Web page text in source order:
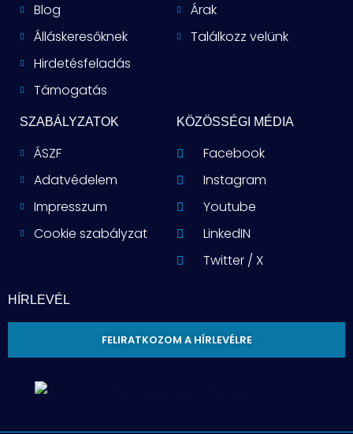
Blog
Álláskeresőknek
Hirdetésfeladás
Támogatás
Árak
Találkozz velünk
SZABÁLYZATOK
ÁSZF
Adatvédelem
Impresszum
Cookie szabályzat
KÖZÖSSÉGI MÉDIA
Facebook
Instagram
Youtube
LinkedIN
Twitter / X
HÍRLEVÉL
FELIRATKOZOM A HÍRLEVÉLRE